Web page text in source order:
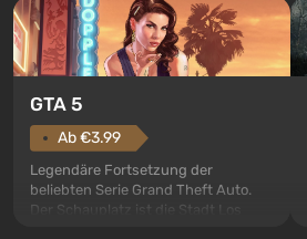
GTA 5
Ab €3.99
Legendäre Fortsetzung der
beliebten Serie Grand Theft Auto.
Der Schauplatz ist die Stadt Los